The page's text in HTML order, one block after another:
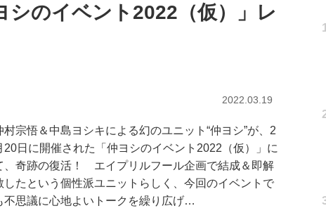
のイベント2022（仮）」レ
2022.03.19
村宗悟＆中島ヨシキによる幻のユニット“仲ヨシ”が、2
20日に開催された「仲ヨシのイベント2022（仮）」に
、奇跡の復活！ エイプリルフール企画で結成＆即解
したという個性派ユニットらしく、今回のイベントで
不思議に心地よいトークを繰り広げ…